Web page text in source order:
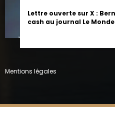
cash au journal Le Monde